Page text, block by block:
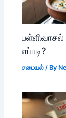
எப்படி?
சமையல் / By